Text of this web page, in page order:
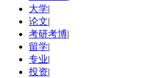
大学|
论文|
考研考博|
留学|
专业|
投资|